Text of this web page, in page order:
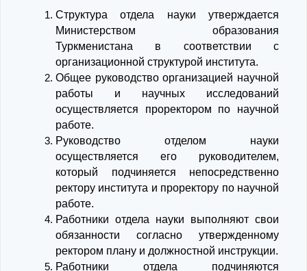
Структура отдела науки утверждается
Министерством образования
Туркменистана в соответствии с
организационной структурой института.
Общее руководство организацией научной
работы и научных исследований
осуществляется проректором по научной
работе.
Руководство отделом науки
осуществляется его руководителем,
который подчиняется непосредственно
ректору института и проректору по научной
работе.
Работники отдела науки выполняют свои
обязанности согласно утвержденному
ректором плану и должностной инструкции.
Работники отдела подчиняются